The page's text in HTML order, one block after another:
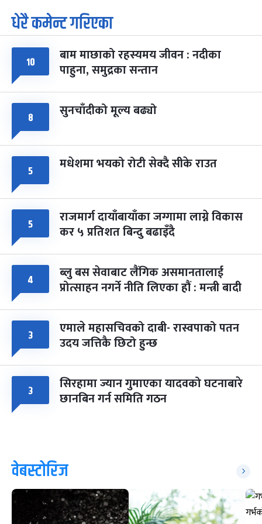
७
आइत
पूर्णिमा व्रत
चैत्र ७, २०८३-Mar 21, 2027
८ फागुपूर्णिमा
चैत्र ८, २०८३-Mar 22, 2027
७ महिना बाँकी
धेरै कमेन्ट गरिएका
१० बाम माछाको रहस्यमय जीवन : नदीका
पाहुना, समुद्रका सन्तान
८ सुनचाँदीको मूल्य बढ्यो
५ मधेशमा भयको रोटी सेक्दै सीके राउत
५ राजमार्ग दायाँबायाँका जग्गामा लाग्ने विकास
कर ५ प्रतिशत बिन्दु बढाइँदै
४ ब्लु बस सेवाबाट लैंगिक असमानतालाई
प्रोत्साहन नगर्ने नीति लिएका हौं : मन्त्री बादी
३ एमाले महासचिवको दाबी- रास्वपाको पतन
उदय जत्तिकै छिटो हुन्छ
३ सिरहामा ज्यान गुमाएका यादवको घटनाबारे
छानबिन गर्न समिति गठन
वेबस्टोरिज